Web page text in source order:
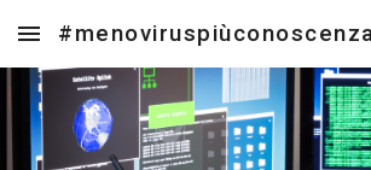
Skip to main content